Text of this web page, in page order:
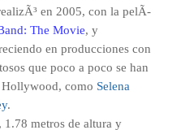
en 2005, con la pelÃ­
The Movie, y
en producciones con
que poco a poco se han
como Selena
.
1.78 metros de altura y